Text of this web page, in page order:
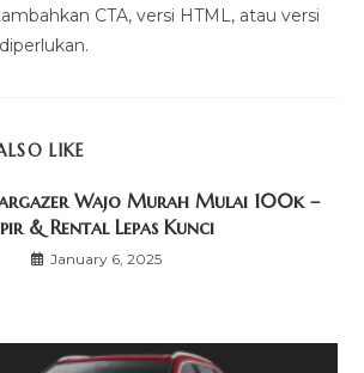
CTA, versi HTML, atau versi
LIKE
Wajo Murah Mulai 100k –
& Rental Lepas Kunci
January 6, 2025